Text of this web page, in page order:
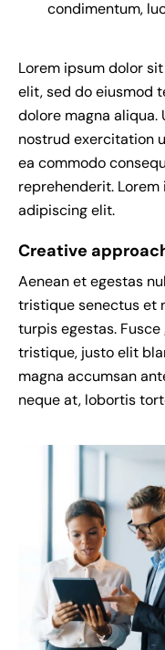
condimentum,
Lorem ipsum dolor
elit, sed do eiusmod
dolore magna aliqua.
nostrud exercitation
ea commodo
reprehenderit.
adipiscing elit.
Creative
Aenean et egestas
tristique senectus et
turpis egestas.
tristique, justo elit
magna accumsan
neque at, lobortis